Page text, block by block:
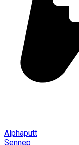
Alphaputt
Sennep